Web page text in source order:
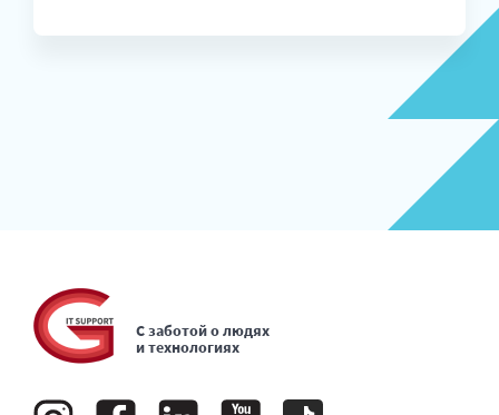
С заботой о людях
и технологиях